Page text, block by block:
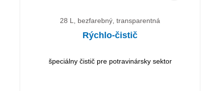
28 L, bezfarebný, transparentná
Rýchlo-čistič
špeciálny čistič pre potravinársky sektor